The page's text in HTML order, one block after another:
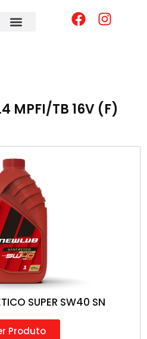
MPFI/TB 16V (F)
SUPER SW40 SN
Produto